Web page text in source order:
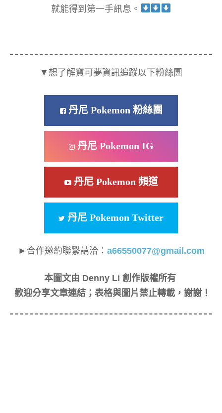
就能得到第一手訊息。
▼想了解寶可夢資訊追蹤以下粉絲團
丹尼 Pokemon 粉絲團
丹尼 Pokemon IG
丹尼 Pokemon 頻道
丹尼 Pokemon Twitter
►合作邀約聯繫請洽： a66550077@gmail.com
本圖文由 Denny Li 創作版權所有
歡迎分享文章連結；表格與圖片禁止轉載，謝謝！